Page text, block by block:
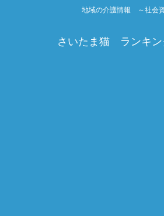
地域の介護情報 ～社会
さいたま猫 ランキン